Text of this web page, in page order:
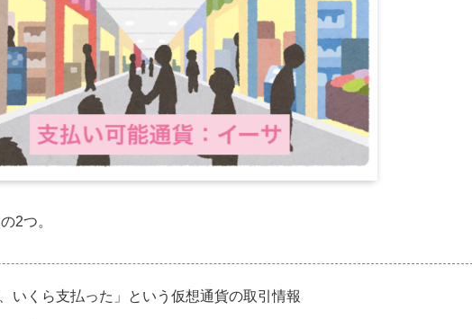
2つ。
いくら支払った」という仮想通貨の取引情報